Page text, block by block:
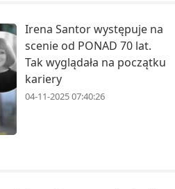
Irena Santor występuje na
scenie od PONAD 70 lat.
Tak wyglądała na początku
kariery
04-11-2025 07:40:26